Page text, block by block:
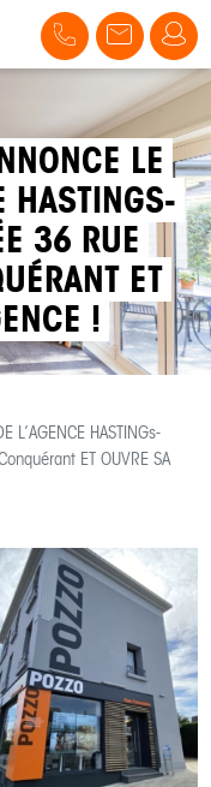
LE
HASTINGS-
36 RUE
ET
!
L’AGENCE HASTINGs-
ET OUVRE SA